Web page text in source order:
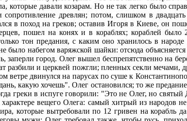
которые давали козарам. Но не так легко было
древлян; потом, слишком в
в поход на греков; оставив Игоря в Киеве, он
пошел на конях и в кораблях; кораблей
тон предания, с каким оно хранилось в
набегом варяжской шайки: отсюда объясняется
заперли город. Олег вышел беспрепятственно на
разбили и церквей пожгли; пленных секли мечами,
ветре двинулся на парусах по суше к
какую хочешь". Олег остановился; то же
греки в испуге говорили: "Это не Олег, но
вещего Олега: самый хитрый из народов
которые вытребовали по 12 гривен на корабль